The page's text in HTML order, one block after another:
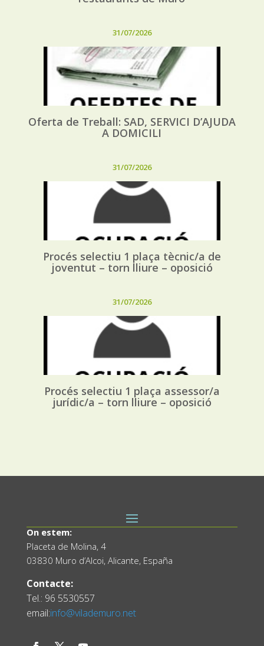
31/07/2026
Oferta de Treball: SAD, SERVICI D’AJUDA
A DOMICILI
31/07/2026
Procés selectiu 1 plaça tècnic/a de
joventut – torn lliure – oposició
31/07/2026
Procés selectiu 1 plaça assessor/a
jurídic/a – torn lliure – oposició
On estem:
Placeta de Molina, 4
03830 Muro d’Alcoi, Alicante, España
Contacte:
Tel.: 96 5530557
email:info@vilademuro.net